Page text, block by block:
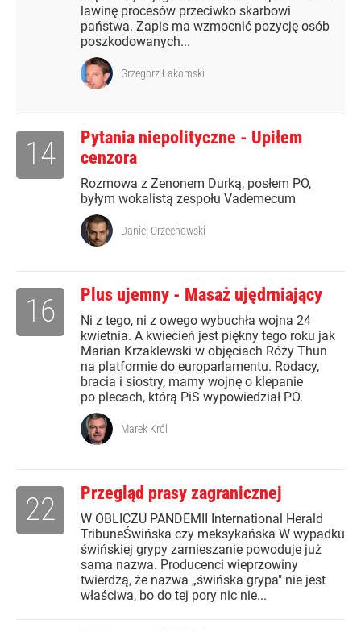
lawinę procesów przeciwko skarbowi
państwa. Zapis ma wzmocnić pozycję osób
poszkodowanych...
Grzegorz Łakomski
Pytania niepolityczne - Upiłem
cenzora
Rozmowa z Zenonem Durką, posłem PO,
byłym wokalistą zespołu Vademecum
14
Daniel Orzechowski
Plus ujemny - Masaż ujędrniający
Ni z tego, ni z owego wybuchła wojna 24
kwietnia. A kwiecień jest piękny tego roku jak
Marian Krzaklewski w objęciach Róży Thun
na platformie do europarlamentu. Rodacy,
bracia i siostry, mamy wojnę o klepanie
po plecach, którą PiS wypowiedział PO.
16
Marek Król
Przegląd prasy zagranicznej
W OBLICZU PANDEMII International Herald
TribuneŚwińska czy meksykańska W wypadku
świńskiej grypy zamieszanie powoduje już
sama nazwa. Producenci wieprzowiny
twierdzą, że nazwa „świńska grypa" nie jest
właściwa, bo do tej pory nic nie...
22